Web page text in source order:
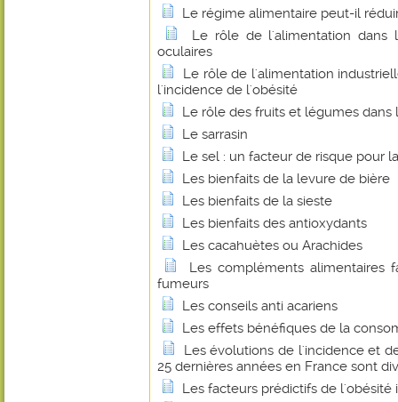
Le régime alimentaire peut-il
Le rôle de l'alimentation dans
oculaires
Le rôle de l'alimentation
l'incidence de l'obésité
Le rôle des fruits et légumes
Le sarrasin
Le sel : un facteur de risque pour
Les bienfaits de la levure de bière
Les bienfaits de la sieste
Les bienfaits des antioxydants
Les cacahuètes ou Arachides
Les compléments alimentaires
fumeurs
Les conseils anti acariens
Les effets bénéfiques de la
Les évolutions de l'incidence et
25 dernières années en France sont
Les facteurs prédictifs de l'obésité